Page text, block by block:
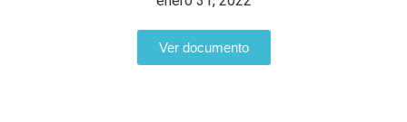
Vivienda Nueva
Vivienda un proyectoVer documento